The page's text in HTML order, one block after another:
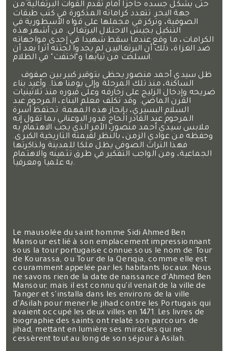
حتى يشكل جسده حاجزا أمام تقدم القوات البرتغالية من
جهة البحر. تتعدد كراماته المذكورة في كتب طبقات
الصوفية، وتركز في مجملها على قواه الأسطورية في
التنكيل بجيش الاحتلال البرتغالي. من أشهر هذه
الكرامات، ما وقع عندما سقط شهيدا في إحدى مواجهاته
ضد الغزاة، ذلك أن البرتغاليين لم يجدوا لجثته أثرا بعد أن
انسلخت من ثيابها و"اختفت" في الظلام.
الساكنة، منذ تلك المرحلة وإلى يومنا هذا. وأعيد بناء
ضريحه وإدخال الزليج على زخارفه وعلى قبوره منذ ثلاثينيات
القرن الماضي. وقد تكلف معلم البناء، المرحوم عبد
السلام البسيري، بإنجاز هذه المهمة. تحتفظ أسرة
المرحوم عبد القادر الحاج قدور البوعناني بما تقول إنه
ملابس سيدي أحمد منصور، الأمر الذي يجب الاهتمام به
وحفظه من عوادي الزمن، بالنظر لقيمته التاريخية الكبرى.
فهذا التراث الصوفي يظل ملكا للمدينة ولذاكرتها
الجماعية، ومن الواجب التفكير في طرق تثمينه والاهتمام
به علميا ومعرفيا.
Le mausolée du saint homme Sidi Ahmed Ben
Mansour est lié à son emplacement impressionnant
sous la tour portugaise connue sous le nom de Tour
de Kourassa, ou Tour de la Qeriqia, comme elle est
couramment appelée par les habitants locaux. Nous
ne savons rien de la date de naissance d'Ahmed Ben
Mansour, mais il est connu qu'il venait de la ville de
Tanger et s'installa dans les environs de la ville
d'Asilah pour mener le jihad contre les Portugais qui
avaient occupé les deux villes en 1471. Les livres de
biographie des saints ont relaté son parcours de
jihad, mettant en lumière ses miracles qui ne
cessèrent tout au long de son séjour à Asilah.